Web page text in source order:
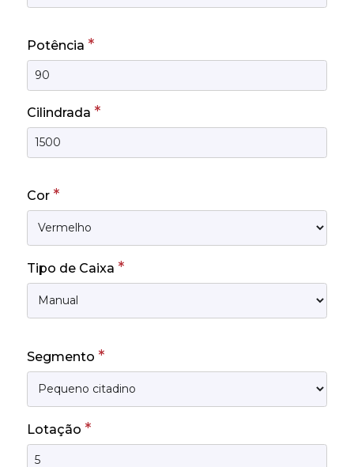
Potência *
Cilindrada *
Cor *
Tipo de Caixa *
Segmento *
Lotação *